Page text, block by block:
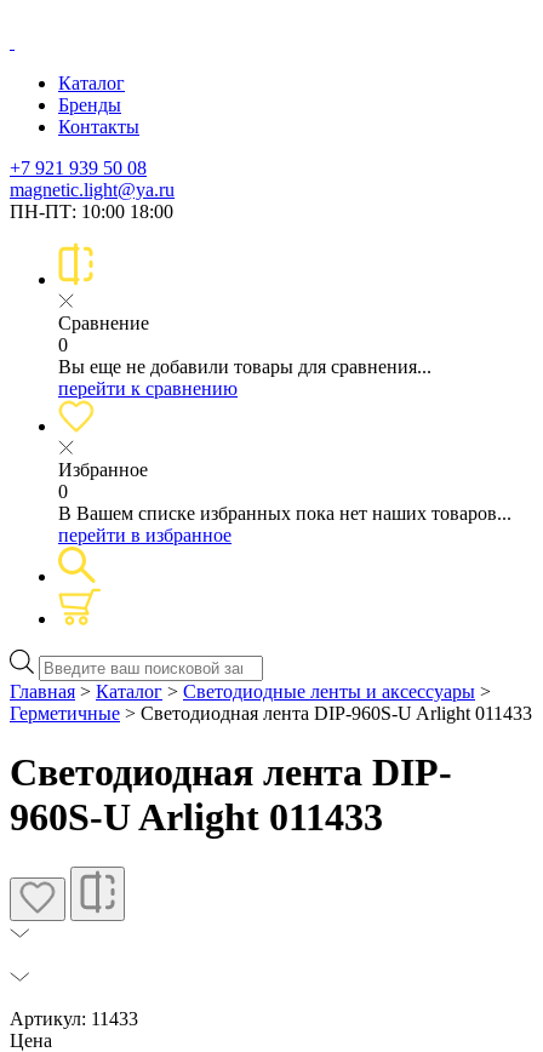
Каталог
Бренды
Контакты
+7 921 939 50 08
magnetic.light@ya.ru
ПН-ПТ: 10:00 18:00
Сравнение
0
Вы еще не добавили товары для сравнения...
перейти к сравнению
Избранное
0
В Вашем списке избранных пока нет наших товаров...
перейти в избранное
Поиск
товаров
Главная > Каталог > Светодиодные ленты и аксессуары >
Герметичные > Светодиодная лента DIP-960S-U Arlight 011433
Светодиодная лента DIP-
960S-U Arlight 011433
Артикул: 11433
Цена